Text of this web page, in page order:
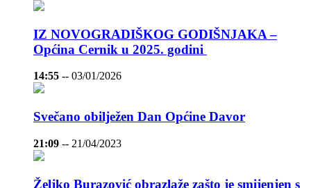
IZ NOVOGRADIŠKOG GODIŠNJAKA –
Općina Cernik u 2025. godini
14:55 -- 03/01/2026
Svečano obilježen Dan Općine Davor
21:09 -- 21/04/2023
Željko Burazović obrazlaže zašto je smijenjen s